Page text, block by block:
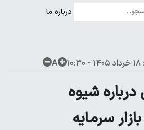
درباره ما
۱۸ خرداد ۱۴۰۵ - ۱۰:۳۰ A
شیوه
سرمایه